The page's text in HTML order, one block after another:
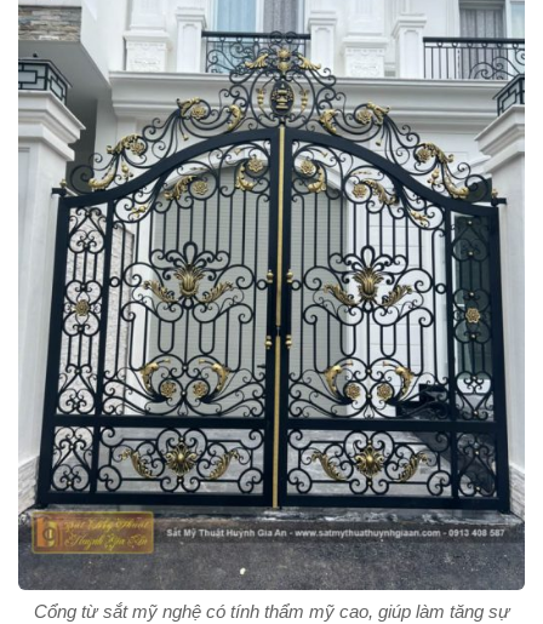
Cổng từ sắt mỹ nghệ có tính thẩm mỹ cao, giúp làm tăng sự